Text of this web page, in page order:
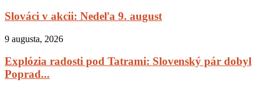
Slováci v akcii: Nedeľa 9. august
9 augusta, 2026
Explózia radosti pod Tatrami: Slovenský pár dobyl
Poprad...